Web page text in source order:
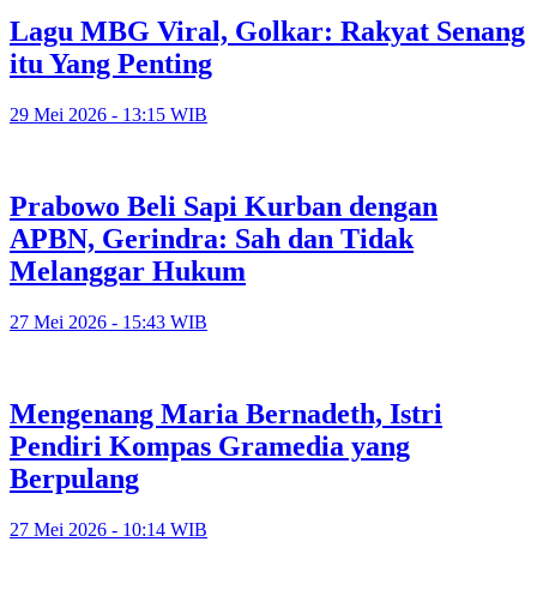
Lagu MBG Viral, Golkar: Rakyat Senang
itu Yang Penting
Prabowo Beli Sapi Kurban dengan
APBN, Gerindra: Sah dan Tidak
Melanggar Hukum
Mengenang Maria Bernadeth, Istri
Pendiri Kompas Gramedia yang
Berpulang